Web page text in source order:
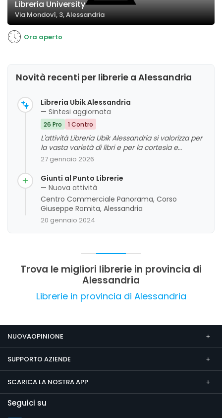
Libreria University
Via Mondovì, 3, Alessandria
Ora aperto
Novità recenti per librerie a Alessandria
Libreria Ubik Alessandria
— Sintesi aggiornata
26 Pro 1 Contro
L'attività Libreria Ubik Alessandria si valorizza per
la vasta varietà di libri e per la cortesia e
competenza del personale, che contribuiscono
a creare un ambiente accogliente e ben
organizzato. I clienti apprezzano la disponibilità e
l'entusiasmo del team, così come la scelta di
testi e la cura nell'allestimento. Tuttavia, alcuni
commenti segnalano una certa carenza di
varietà in alcune sezioni specifiche, come quella
delle scienze, e alcune recensioni meno positive
l'opinione generale è molto positiva, con una
offerto.
27 gennaio 2026
Giunti al Punto Librerie
— Nuova attività
Centro Commerciale Panorama, Corso
Giuseppe Romita, Alessandria
20 gennaio 2024
Trova le migliori librerie in provincia di
Alessandria
Librerie in provincia di Alessandria
NUOVAOPINIONE
SUPPORTO AZIENDE
SCARICA LA NOSTRA APP
Seguici su